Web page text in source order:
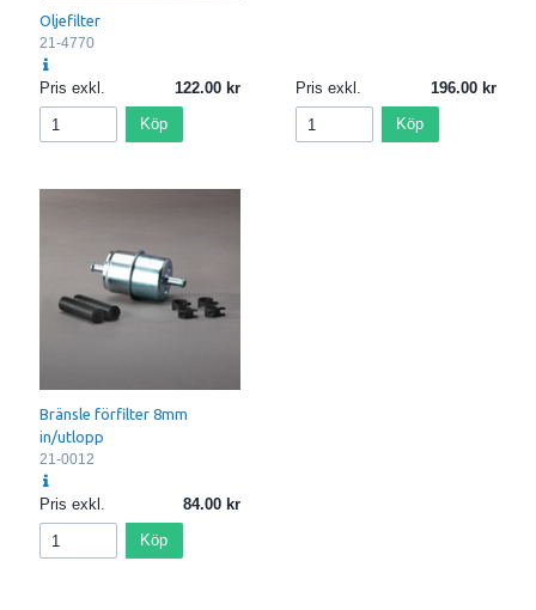
Oljefilter
21-4770
Pris exkl. 122.00
Köp
Pris exkl. 196.00
Köp
Bränsle förfilter 8mm
in/utlopp
21-0012
Pris exkl. 84.00
Köp